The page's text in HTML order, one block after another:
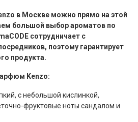
в Москве можно прямо на этой
большой выбор ароматов по
сотрудничает с
поэтому гарантирует
продукта.
Kenzo:
с небольшой кислинкой,
фруктовые ноты сандалом и